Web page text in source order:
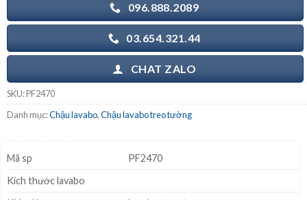
096.888.2089
03.654.321.44
CHAT ZALO
SKU:PF2470
Danh mục:Chậu lavabo,Chậu lavabo treo tường
Mã sp
PF2470
Kích thước lavabo